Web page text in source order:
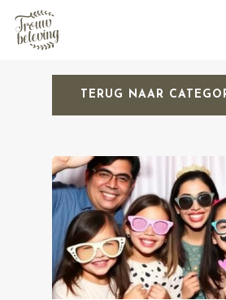
Hit enter to search or ESC to
TERUG NAAR